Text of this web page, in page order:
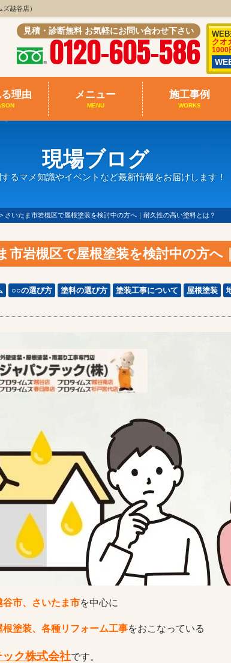
越谷店）
見積・診断無料 お気軽にお問い合わせ下さい
0120-605-586
クオ
1000
理由 メニュー
MENU
施工事例
WORKS
現場ブログ
るマメ知識やイベントなど最新情報をお届けします！
> さいたま市岩槻区で屋根塗装を検討中の方へ｜耐久性の高い塗料とは？
市岩槻区で屋根塗装を検討中の方へ
○○の選び方 塗料の選び方 塗装工事について 屋根塗装
谷市、さいたま市を中心に
根塗装、各種リフォーム工事をおこなっている
ク株式会社です。